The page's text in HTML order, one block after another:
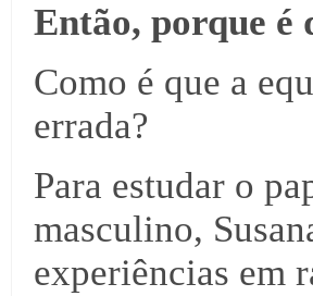
Então, porque é
Como é que a
errada?
Para estudar o
masculino,
experiências em